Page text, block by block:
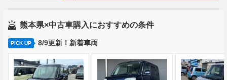
熊本県×中古車購入におすすめの条件
PICK UP 8/9更新！新着車両